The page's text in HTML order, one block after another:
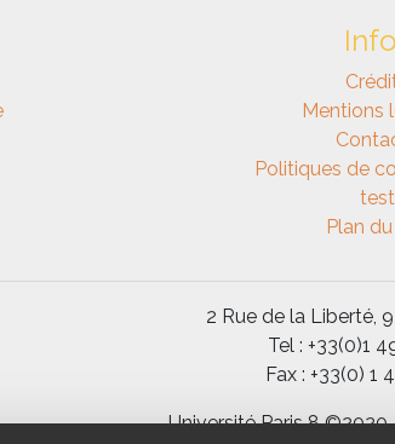
Mentions
Politiques de
test
Plan
2 Rue de la Liberté,
Tel : +33(0)1
Fax : +33(0) 1
Université Paris 8 ©2020